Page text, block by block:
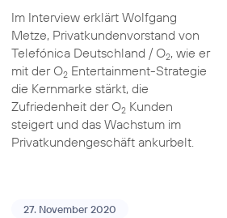
Im Interview erklärt Wolfgang
Metze, Privatkundenvorstand von
Telefónica Deutschland / O2, wie er
mit der O2Entertainment-Strategie
die Kernmarke stärkt, die
Zufriedenheit der O2Kunden
steigert und das Wachstum im
Privatkundengeschäft ankurbelt.
27. November 2020